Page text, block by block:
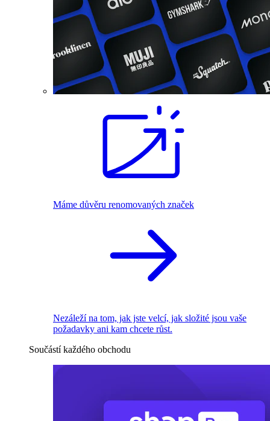
Máme důvěru renomovaných značek
Nezáleží na tom, jak jste velcí, jak složité jsou vaše
požadavky ani kam chcete růst.
Součástí každého obchodu